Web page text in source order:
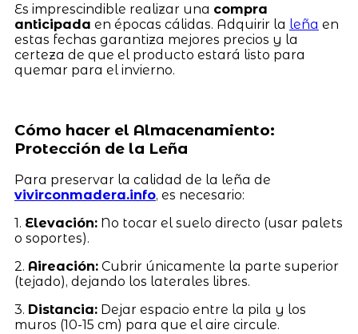
Es imprescindible realizar una compra
anticipada en épocas cálidas. Adquirir la leña en
estas fechas garantiza mejores precios y la
certeza de que el producto estará listo para
quemar para el invierno.
Cómo hacer el Almacenamiento:
Protección de la Leña
Para preservar la calidad de la leña de
vivirconmadera.info, es necesario:
1. Elevación:No tocar el suelo directo (usar palets
o soportes).
2. Aireación:Cubrir únicamente la parte superior
(tejado), dejando los laterales libres.
3. Distancia:Dejar espacio entre la pila y los
muros (10-15 cm) para que el aire circule.